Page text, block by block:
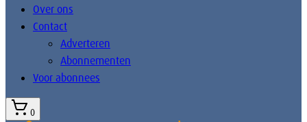
Over ons
Contact
Adverteren
Abonnementen
Voor abonnees
0